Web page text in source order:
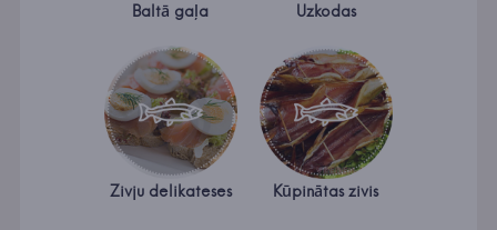
Baltā gaļa Uzkodas
Zivju delikateses Kūpinātas zivis